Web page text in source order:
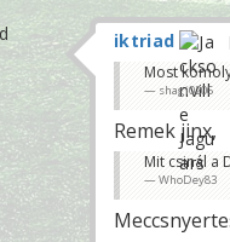
iktriad
Most
shagi0206
Remek jinx,
Mit csinál a
WhoDey83